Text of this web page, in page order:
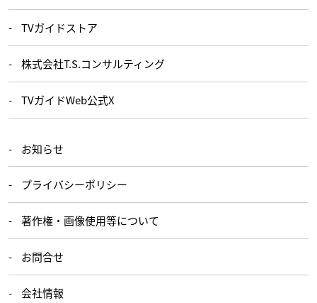
TVガイドストア
株式会社T.S.コンサルティング
TVガイドWeb公式X
お知らせ
プライバシーポリシー
著作権・画像使用等について
お問合せ
会社情報